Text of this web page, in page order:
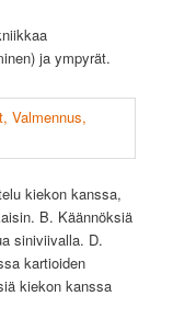
ja ympyrät.
kiekon kanssa,
B. Käännöksiä
siniviivalla. D.
kartioiden
kiekon kanssa